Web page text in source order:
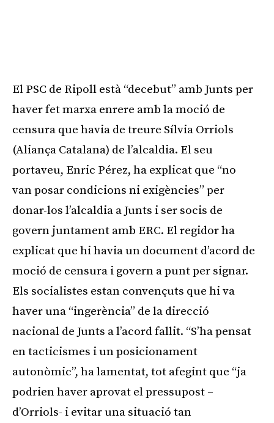
El PSC de Ripoll està “decebut” amb Junts per
haver fet marxa enrere amb la moció de
censura que havia de treure Sílvia Orriols
(Aliança Catalana) de l’alcaldia. El seu
portaveu, Enric Pérez, ha explicat que “no
van posar condicions ni exigències” per
donar-los l’alcaldia a Junts i ser socis de
govern juntament amb ERC. El regidor ha
explicat que hi havia un document d’acord de
moció de censura i govern a punt per signar.
Els socialistes estan convençuts que hi va
haver una “ingerència” de la direcció
nacional de Junts a l’acord fallit. “S’ha pensat
en tacticismes i un posicionament
autonòmic”, ha lamentat, tot afegint que “ja
podrien haver aprovat el pressupost –
d’Orriols- i evitar una situació tan